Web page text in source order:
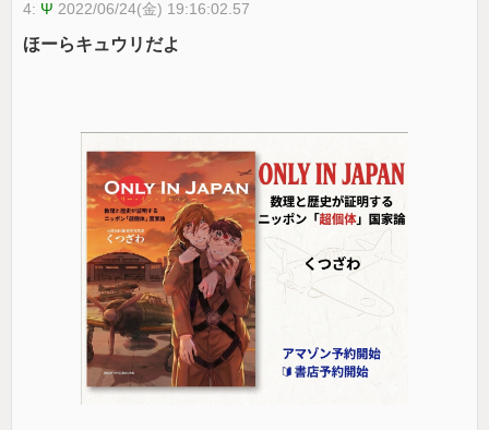
4: Ψ 2022/06/24(金) 19:16:02.57
ほーらキュウリだよ